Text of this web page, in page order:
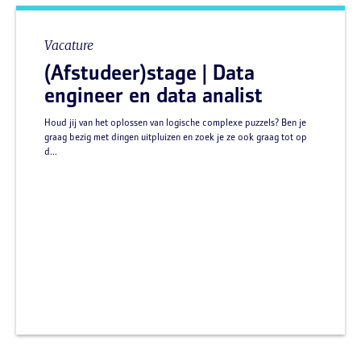
Vacature
(Afstudeer)stage | Data
engineer en data analist
Houd jij van het oplossen van logische complexe puzzels? Ben je
graag bezig met dingen uitpluizen en zoek je ze ook graag tot op
d...